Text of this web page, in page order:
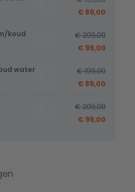
aantal
€ 89,00
koud
copper
warm/koud
€209,00
€ 99,00
waterBidetset
€199,00
€ 89,00
€209,00
€ 99,00